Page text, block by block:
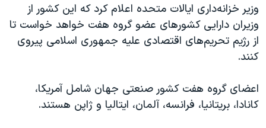
وزیر خزانه‌داری ایالات متحده اعلام کرد که این کشور از
وزیران دارایی کشورهای عضو گروه هفت خواهد خواست تا
از رژیم تحریم‌های اقتصادی علیه جمهوری اسلامی پیروی
کنند.
اعضای گروه هفت کشور صنعتی جهان شامل آمریکا،
کانادا، بریتانیا، فرانسه، آلمان، ایتالیا و ژاپن هستند.